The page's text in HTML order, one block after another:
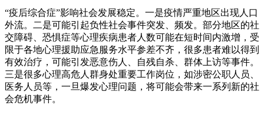
“疫后综合症”影响社会发展稳定。一是疫情严重地区出现人口
外流。二是可能引起负性社会事件突发、频发。部分地区的社
交障碍、恐惧症等心理疾病患者人数可能在短时间内激增，受
限于各地心理援助应急服务水平参差不齐，很多患者难以得到
有效治疗，可能引发恶意伤人、自残自杀、群体上访等事件。
三是很多心理高危人群身处重要工作岗位，如涉密公职人员、
医务人员等，一旦爆发心理问题，将可能会带来一系列新的社
会危机事件。